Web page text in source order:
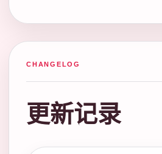
CHANGELOG
更新记录